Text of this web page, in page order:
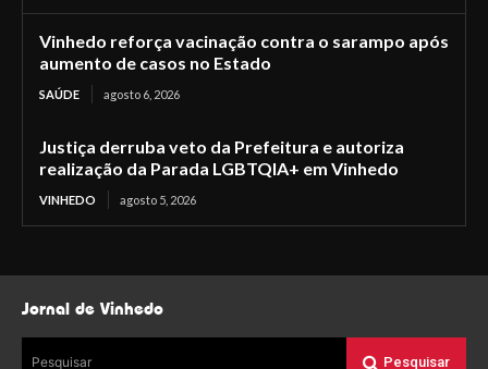
Vinhedo reforça vacinação contra o sarampo após
aumento de casos no Estado
SAÚDE agosto 6, 2026
Justiça derruba veto da Prefeitura e autoriza
realização da Parada LGBTQIA+ em Vinhedo
VINHEDO agosto 5, 2026
Jornal de Vinhedo
Pesquisar Pesquisar